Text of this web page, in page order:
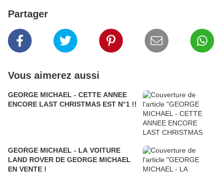
Partager
Vous aimerez aussi
GEORGE MICHAEL - CETTE ANNEE
ENCORE LAST CHRISTMAS EST N°1 !!
GEORGE MICHAEL - LA VOITURE
LAND ROVER DE GEORGE MICHAEL
EN VENTE !